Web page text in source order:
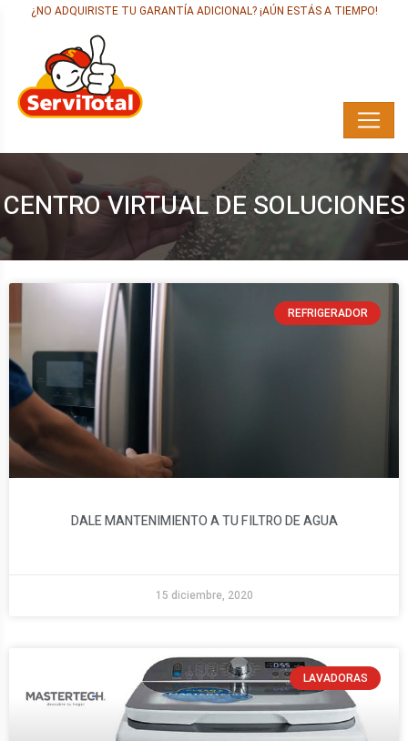
¿NO ADQUIRISTE TU GARANTÍA ADICIONAL? ¡AÚN ESTÁS A TIEMPO!
CENTRO VIRTUAL DE SOLUCIONES
REFRIGERADOR
DALE MANTENIMIENTO A TU FILTRO DE AGUA
15 diciembre, 2020
LAVADORAS